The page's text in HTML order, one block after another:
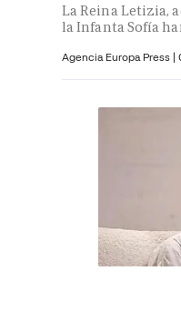
La Reina Letizia,
la Infanta Sofía
Agencia Europa Press |